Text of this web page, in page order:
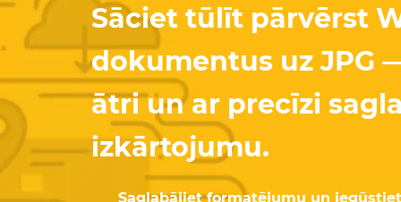
Sāciet tūlīt pārvērst
dokumentus uz JPG
ātri un ar precīzi
izkārtojumu.
Saglabājiet formatējumu un